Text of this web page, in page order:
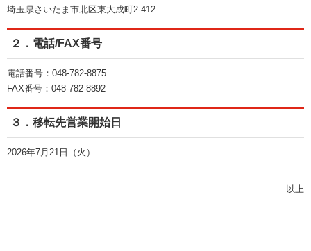
埼玉県さいたま市北区東大成町2-412
２．電話/FAX番号
電話番号：048-782-8875
FAX番号：048-782-8892
３．移転先営業開始日
2026年7月21日（火）
以上